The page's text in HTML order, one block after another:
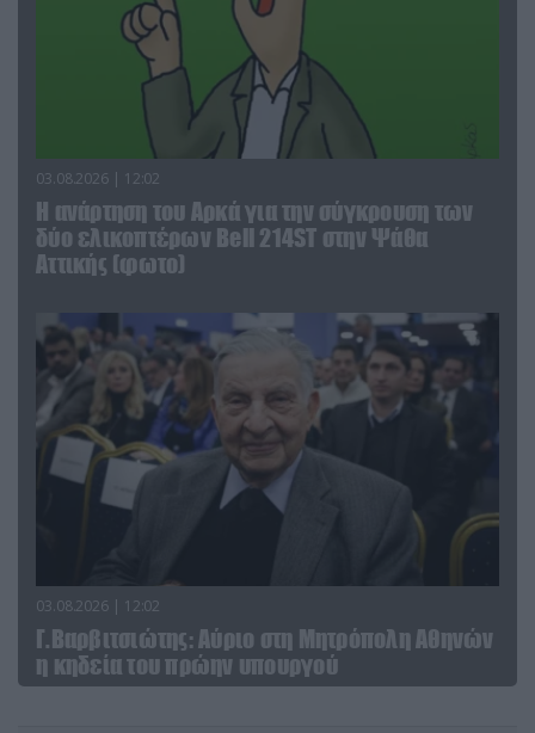
03.08.2026 | 12:02
Η ανάρτηση του Αρκά για την σύγκρουση των
δύο ελικοπτέρων Bell 214ST στην Ψάθα
Αττικής (φωτο)
03.08.2026 | 12:02
Γ.Βαρβιτσιώτης: Aύριο στη Μητρόπολη Αθηνών
η κηδεία του πρώην υπουργού